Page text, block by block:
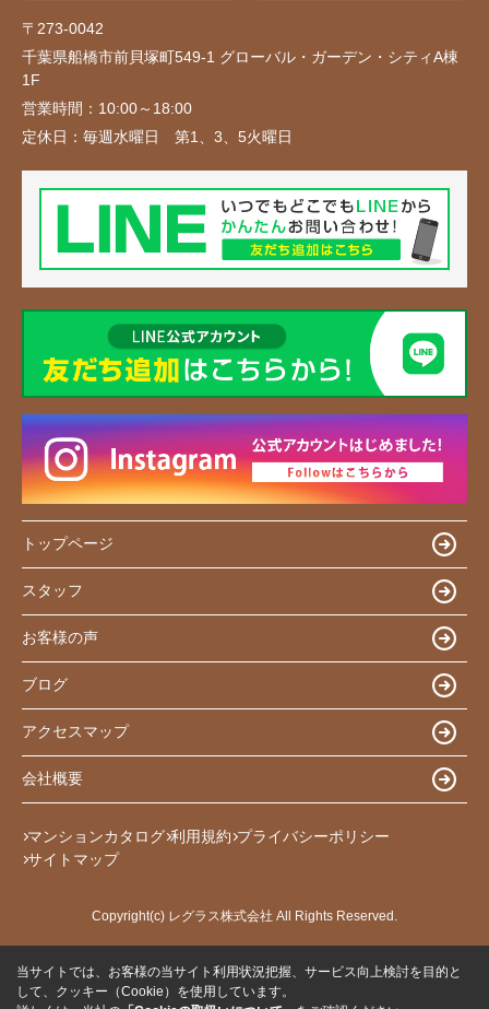
〒273-0042
千葉県船橋市前貝塚町549-1 グローバル・ガーデン・シティA棟
1F
営業時間： 10:00～18:00
定休日： 毎週水曜日 第1、3、5火曜日
トップページ
スタッフ
お客様の声
ブログ
アクセスマップ
会社概要
マンションカタログ 利用規約 プライバシーポリシー
サイトマップ
Copyright(c) レグラス株式会社 All Rights Reserved.
当サイトでは、お客様の当サイト利用状況把握、サービス向上検討を目的と
して、クッキー（Cookie）を使用しています。